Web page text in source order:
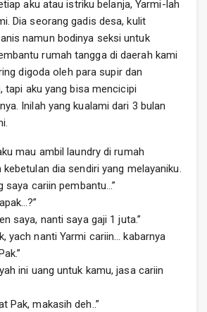
aku atau istriku belanja, Yarmi-lah
Dia seorang gadis desa, kulit
namun bodinya seksi untuk
rumah tangga di daerah kami
digoda oleh para supir dan
tapi aku yang bisa mencicipi
Inilah yang kualami dari 3 bulan
mau ambil laundry di rumah
kebetulan dia sendiri yang melayaniku.
saya cariin pembantu…”
saya, nanti saya gaji 1 juta.”
yach nanti Yarmi cariin… kabarnya
ini uang untuk kamu, jasa cariin
Pak, makasih deh..”